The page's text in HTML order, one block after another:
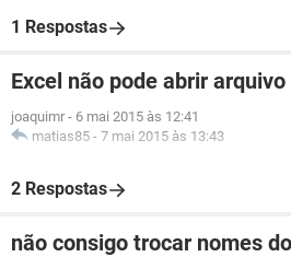
1 Respostas
Excel não pode abrir
joaquimr - 6 mai 2015 às 12:41
matias85 - 7 mai 2015 às 13:43
2 Respostas
não consigo trocar nomes